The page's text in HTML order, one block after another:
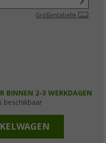
Größentabelle
BINNEN 2-3 WERKDAGEN
beschikbaar